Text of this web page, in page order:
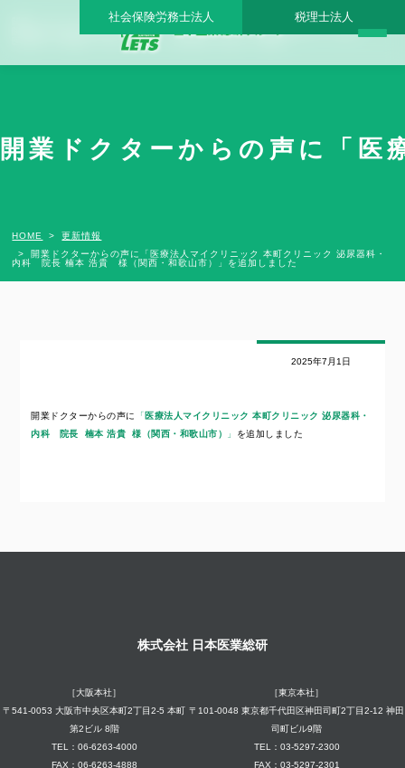
開業ドクターからの声に「医療法人マイクリニック 本町クリニック 泌尿器科・内科
院長 楠本 浩貴 様（関西・和歌山市）」を追加しました - 日本医業総研グループ |日本
医業総研｜医院開業・承継・クリニック経営支援・医療モール開発
社会保険労務士法人 税理士法人
開業ドクターからの声に「
HOME
更新情報
開業ドクターからの声に「医療法人マイクリニック 本町クリニック 泌尿器科・
内科 院長 楠本 浩貴 様（関西・和歌山市）」を追加しました
2025年7月1日
開業ドクターからの声に 「医療法人マイクリニック 本町クリニック 泌尿器科・
内科 院長 楠本 浩貴 様（関西・和歌山市）
」 を追加しました
株式会社 日本医業総研
［大阪本社］
〒541-0053 大阪市中央区本町2丁目2-5 本町
第2ビル 8階
TEL：06-6263-4000
FAX：06-6263-4888
［東京本社］
〒101-0048 東京都千代田区神田司町2丁目2-12 神田
司町ビル9階
TEL：03-5297-2300
FAX：03-5297-2301